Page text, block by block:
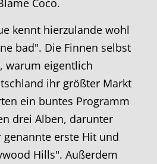
kennt hierzulande wohl
bad". Die Finnen selbst
warum eigentlich
ihr größter Markt
ein buntes Programm
drei Alben, darunter
erste Hit und
Hills". Außerdem